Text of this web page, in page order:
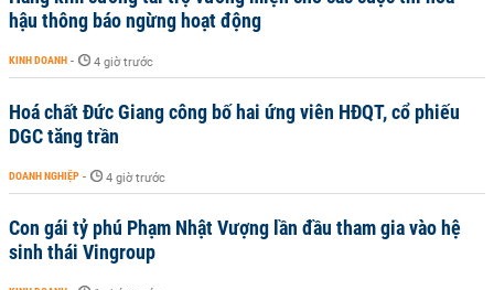
hậu thông báo ngừng hoạt động
KINH DOANH - 4 giờ trước
Hoá chất Đức Giang công bố hai ứng viên HĐQT, cổ phiếu
DGC tăng trần
DOANH NGHIỆP - 4 giờ trước
Con gái tỷ phú Phạm Nhật Vượng lần đầu tham gia vào hệ
sinh thái Vingroup